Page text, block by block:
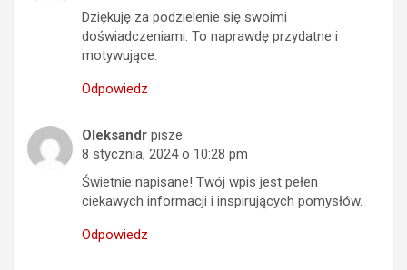
Dziękuję za podzielenie się swoimi
doświadczeniami. To naprawdę przydatne i
motywujące.
Odpowiedz
Oleksandr pisze:
8 stycznia, 2024 o 10:28 pm
Świetnie napisane! Twój wpis jest pełen
ciekawych informacji i inspirujących pomysłów.
Odpowiedz